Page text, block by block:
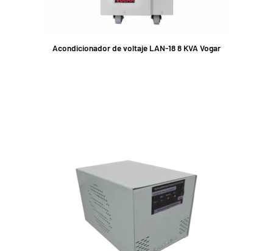
Acondicionador de voltaje LAN-18 8 KVA Vogar